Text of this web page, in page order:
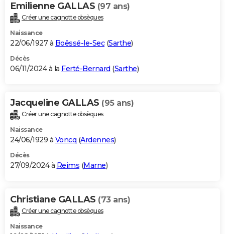
Emilienne GALLAS (97 ans)
Créer une cagnotte obsèques
Naissance
22/06/1927 à Boëssé-le-Sec(Sarthe)
Décès
06/11/2024 à la Ferté-Bernard (Sarthe)
Jacqueline GALLAS (95 ans)
Créer une cagnotte obsèques
Naissance
24/06/1929 à Voncq (Ardennes)
Décès
27/09/2024 à Reims (Marne)
Christiane GALLAS (73 ans)
Créer une cagnotte obsèques
Naissance